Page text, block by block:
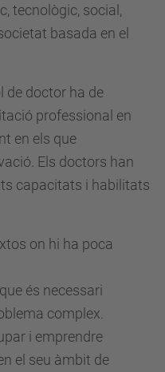
tecnològic, social,
basada en el
de doctor ha de
professional en
en els que
Els doctors han
capacitats i habilitats
on hi ha poca
és necessari
complex.
i emprendre
el seu àmbit de